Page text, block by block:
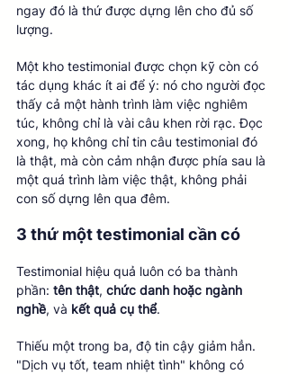
ngay đó là thứ được dựng lên cho đủ số
lượng.
Một kho testimonial được chọn kỹ còn có
tác dụng khác ít ai để ý: nó cho người đọc
thấy cả một hành trình làm việc nghiêm
túc, không chỉ là vài câu khen rời rạc. Đọc
xong, họ không chỉ tin câu testimonial đó
là thật, mà còn cảm nhận được phía sau là
một quá trình làm việc thật, không phải
con số dựng lên qua đêm.
3 thứ một testimonial cần có
Testimonial hiệu quả luôn có ba thành
phần: tên thật, chức danh hoặc ngành
nghề, và kết quả cụ thể.
Thiếu một trong ba, độ tin cậy giảm hẳn.
"Dịch vụ tốt, team nhiệt tình" không có